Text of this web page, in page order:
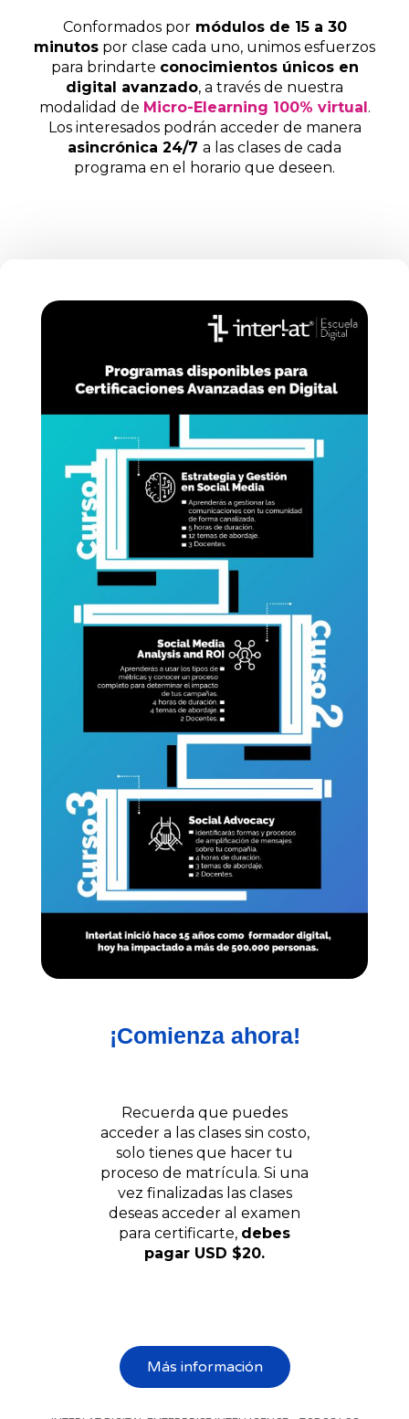
Conformados pormódulos de 15 a 30
minutos por clase cada uno, unimos esfuerzos
para brindarte conocimientos únicos en
digital avanzado, a través de nuestra
modalidad de Micro-Elearning 100% virtual.
Los interesados podrán acceder de manera
asincrónica 24/7 a las clases de cada
programa en el horario que deseen.
¡Comienza ahora!
Recuerda que puedes
acceder a las clases sin costo,
solo tienes que hacer tu
proceso de matrícula. Si una
vez finalizadas las clases
deseas acceder al examen
para certificarte, debes
pagar USD $20.
Más información